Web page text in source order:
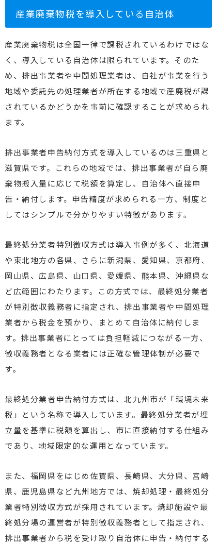
産業廃棄物税を導入している自治体
産業廃棄物税は全国一律で課税されているわけではな
く、導入している自治体は限られています。そのた
め、排出事業者や中間処理業者は、自社が事業を行う
地域や委託先の処理業者が所在する地域で産廃税が課
されているかどうかを事前に確認することが求められ
ます。
排出事業者申告納付方式を導入しているのは三重県と
滋賀県です。これらの地域では、排出事業者が自ら廃
棄物搬入量に応じて税額を算定し、自治体へ直接申
告・納付します。申告精度が求められる一方、制度と
してはシンプルで分かりやすい特徴があります。
最終処分業者特別徴収方式は導入事例が多く、北海道
や東北地方の各県、さらに新潟県、愛知県、京都府、
岡山県、広島県、山口県、愛媛県、熊本県、沖縄県な
ど広範囲にわたります。この方式では、最終処分業者
が特別徴収義務者に指定され、排出事業者や中間処理
業者から税金を預かり、まとめて自治体に納付しま
す。排出事業者にとっては負担軽減につながる一方、
徴収義務者となる業者には正確な管理体制が必要で
す。
最終処分業者申告納付方式は、北九州市が「環境未来
税」という名称で導入しています。最終処分業者が埋
立量を基準に税額を算出し、市に直接納付する仕組み
であり、地域限定的な運用となっています。
また、福岡県をはじめ佐賀県、長崎県、大分県、宮崎
県、鹿児島県など九州地方では、焼却処理・最終処分
業者特別徴収方式が採用されています。焼却施設や最
終処分場の運営者が特別徴収義務者として指定され、
排出事業者から税を受け取り自治体に申告・納付する